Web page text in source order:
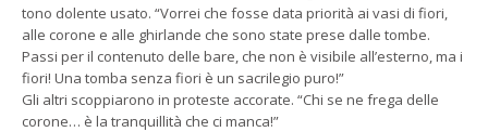
tono dolente usato. “Vorrei che fosse data priorità ai vasi di fiori,
alle corone e alle ghirlande che sono state prese dalle tombe.
Passi per il contenuto delle bare, che non è visibile all’esterno, ma i
fiori! Una tomba senza fiori è un sacrilegio puro!”
Gli altri scoppiarono in proteste accorate. “Chi se ne frega delle
corone… è la tranquillità che ci manca!”